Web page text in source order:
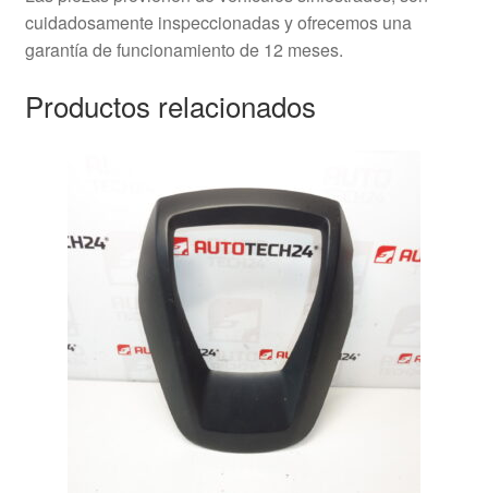
cuidadosamente inspeccionadas y ofrecemos una
garantía de funcionamiento de 12 meses.
Productos relacionados